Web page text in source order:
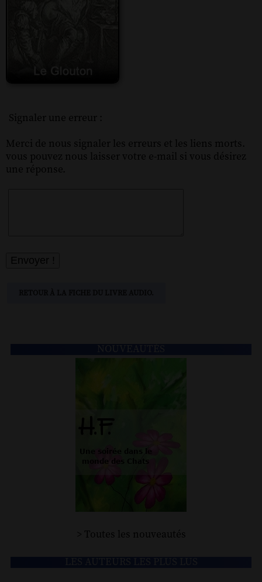
Signaler une erreur :
Merci de nous signaler les erreurs et les liens morts.
vous pouvez nous laisser votre e-mail si vous désirez
une réponse.
> Toutes les nouveautés